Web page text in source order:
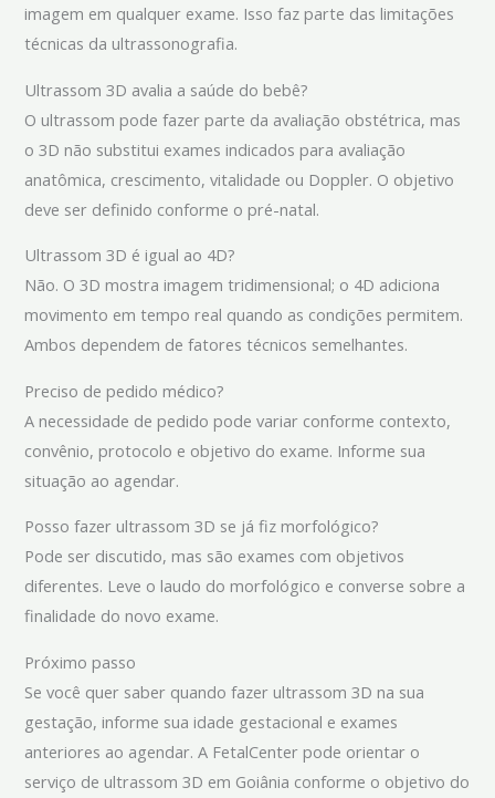
imagem em qualquer exame. Isso faz parte das limitações
técnicas da ultrassonografia.
Ultrassom 3D avalia a saúde do bebê?
O ultrassom pode fazer parte da avaliação obstétrica, mas
o 3D não substitui exames indicados para avaliação
anatômica, crescimento, vitalidade ou Doppler. O objetivo
deve ser definido conforme o pré-natal.
Ultrassom 3D é igual ao 4D?
Não. O 3D mostra imagem tridimensional; o 4D adiciona
movimento em tempo real quando as condições permitem.
Ambos dependem de fatores técnicos semelhantes.
Preciso de pedido médico?
A necessidade de pedido pode variar conforme contexto,
convênio, protocolo e objetivo do exame. Informe sua
situação ao agendar.
Posso fazer ultrassom 3D se já fiz morfológico?
Pode ser discutido, mas são exames com objetivos
diferentes. Leve o laudo do morfológico e converse sobre a
finalidade do novo exame.
Próximo passo
Se você quer saber quando fazer ultrassom 3D na sua
gestação, informe sua idade gestacional e exames
anteriores ao agendar. A FetalCenter pode orientar o
serviço de ultrassom 3D em Goiânia conforme o objetivo do